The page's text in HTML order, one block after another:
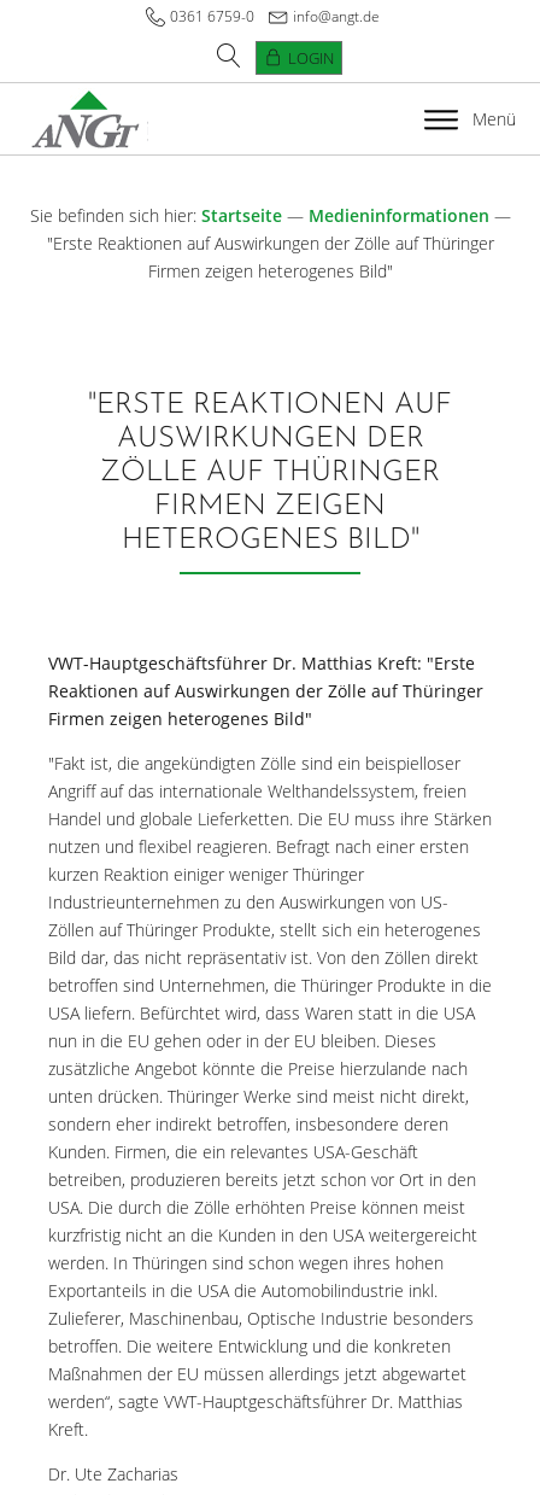
0361 6759-0 info@angt.de
LOGIN
Menü
Sie befinden sich hier: Startseite— Medieninformationen —
"Erste Reaktionen auf Auswirkungen der Zölle auf Thüringer
Firmen zeigen heterogenes Bild"
"ERSTE REAKTIONEN AUF
AUSWIRKUNGEN DER
ZÖLLE AUF THÜRINGER
FIRMEN ZEIGEN
HETEROGENES BILD"
VWT-Hauptgeschäftsführer Dr. Matthias Kreft: "Erste
Reaktionen auf Auswirkungen der Zölle auf Thüringer
Firmen zeigen heterogenes Bild"
"Fakt ist, die angekündigten Zölle sind ein beispielloser
Angriff auf das internationale Welthandelssystem, freien
Handel und globale Lieferketten. Die EU muss ihre Stärken
nutzen und flexibel reagieren. Befragt nach einer ersten
kurzen Reaktion einiger weniger Thüringer
Industrieunternehmen zu den Auswirkungen von US-
Zöllen auf Thüringer Produkte, stellt sich ein heterogenes
Bild dar, das nicht repräsentativ ist. Von den Zöllen direkt
betroffen sind Unternehmen, die Thüringer Produkte in die
USA liefern. Befürchtet wird, dass Waren statt in die USA
nun in die EU gehen oder in der EU bleiben. Dieses
zusätzliche Angebot könnte die Preise hierzulande nach
unten drücken. Thüringer Werke sind meist nicht direkt,
sondern eher indirekt betroffen, insbesondere deren
Kunden. Firmen, die ein relevantes USA-Geschäft
betreiben, produzieren bereits jetzt schon vor Ort in den
USA. Die durch die Zölle erhöhten Preise können meist
kurzfristig nicht an die Kunden in den USA weitergereicht
werden. In Thüringen sind schon wegen ihres hohen
Exportanteils in die USA die Automobilindustrie inkl.
Zulieferer, Maschinenbau, Optische Industrie besonders
betroffen. Die weitere Entwicklung und die konkreten
Maßnahmen der EU müssen allerdings jetzt abgewartet
werden“, sagte VWT-Hauptgeschäftsführer Dr. Matthias
Kreft.
Dr. Ute Zacharias